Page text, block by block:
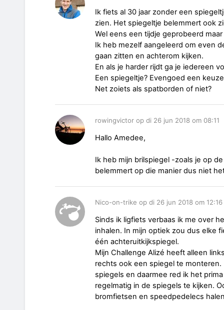
Ik fiets al 30 jaar zonder een
zien. Het spiegeltje belemmert ook
Wel eens een tijdje geprobeerd
Ik heb mezelf aangeleerd om even
gaan zitten en achterom kijken.
En als je harder rijdt ga je iedereen
Een spiegeltje? Evengoed een
Net zoiets als spatborden of niet?
rowingvictor op di 26 jun 2018 om 08:11
Hallo Amedee,
Ik heb mijn brilspiegel -zoals je op
belemmert op die manier dus niet
Nico-on-trike op di 26 jun 2018 om 12:16
Sinds ik ligfiets verbaas ik me over
inhalen. In mijn optiek zou dus elke
één achteruitkijkspiegel.
Mijn Challenge Alizé heeft alleen
rechts ook een spiegel te
spiegels en daarmee red ik het
regelmatig in de spiegels te kijken.
bromfietsen en speedpedelecs